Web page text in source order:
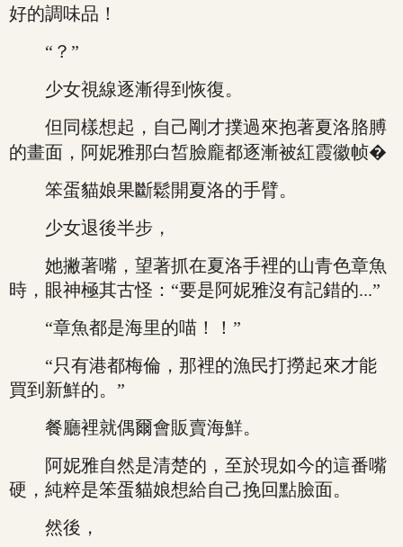
好的調味品！
“？”
少女視線逐漸得到恢復。
但同樣想起，自己剛才撲過來抱著夏洛胳膊
的畫面，阿妮雅那白皙臉龐都逐漸被紅霞徽帧�
笨蛋貓娘果斷鬆開夏洛的手臂。
少女退後半步，
她撇著嘴，望著抓在夏洛手裡的山青色章魚
時，眼神極其古怪：“要是阿妮雅沒有記錯的...”
“章魚都是海里的喵！！”
“只有港都梅倫，那裡的漁民打撈起來才能
買到新鮮的。”
餐廳裡就偶爾會販賣海鮮。
阿妮雅自然是清楚的，至於現如今的這番嘴
硬，純粹是笨蛋貓娘想給自己挽回點臉面。
然後，